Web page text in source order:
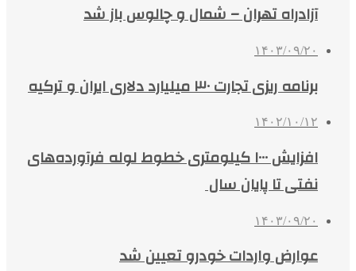
آزادراه تهران – شمال و چالوس باز شد
۱۴۰۳/۰۹/۲۰
برنامه ریزی تجارت ۳۰ میلیارد دلاری ایران و ترکیه
۱۴۰۲/۱۰/۱۲
افزایش ۱۰۰۰ کیلومتری خطوط لوله فرآورده‌های
نفتی تا پایان سال
۱۴۰۳/۰۹/۲۰
عوارض واردات خودرو تعیین شد